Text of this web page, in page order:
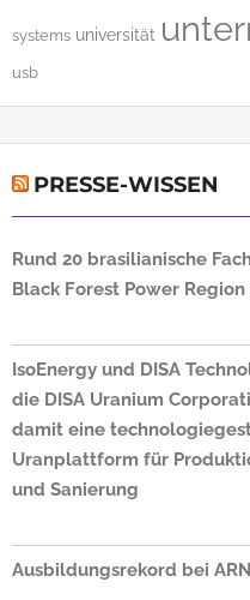
systems universität
usb
PRESSE-WISSEN
Rund 20 brasilianische
Black Forest Power
IsoEnergy und DISA
die DISA Uranium
damit eine
Uranplattform für
und Sanierung
Ausbildungsrekord bei